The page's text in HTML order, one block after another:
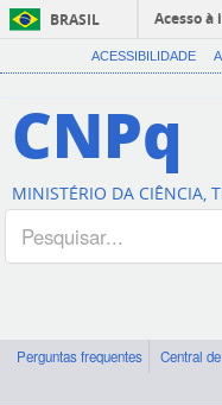
BRASIL
Acesso
ACESSIBILIDADE
CNPq
MINISTÉRIO DA CIÊNCIA,
Perguntas frequentes Central